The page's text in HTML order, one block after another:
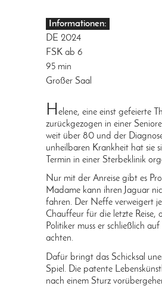
Informationen:
DE 2024
FSK ab 6
95 min
Großer Saal
Helene, eine einst gefeierte
zurückgezogen in einer
weit über 80 und der
unheilbaren Krankheit hat sie
Termin in einer Sterbeklinik
Nur mit der Anreise gibt es
Madame kann ihren Jaguar
fahren. Der Neffe verweigert
Chauffeur für die letzte Reise,
Politiker muss er schließlich
achten.
Dafür bringt das Schicksal
Spiel. Die patente
nach einem Sturz